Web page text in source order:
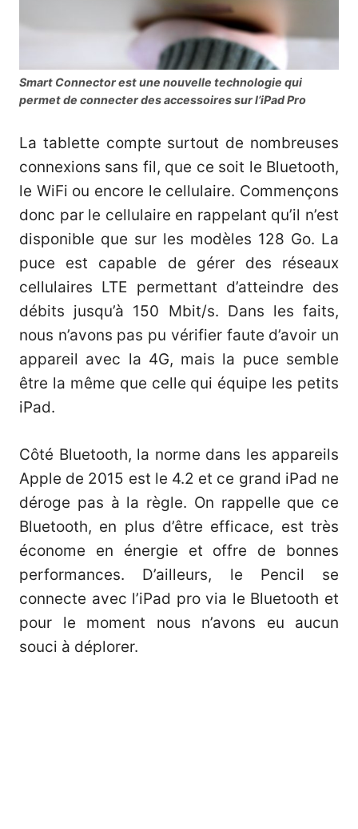
Smart Connector est une nouvelle technologie qui
permet de connecter des accessoires sur l’iPad Pro
La tablette compte surtout de nombreuses
connexions sans fil, que ce soit le Bluetooth,
le WiFi ou encore le cellulaire. Commençons
donc par le cellulaire en rappelant qu’il n’est
disponible que sur les modèles 128 Go. La
puce est capable de gérer des réseaux
cellulaires LTE permettant d’atteindre des
débits jusqu’à 150 Mbit/s. Dans les faits,
nous n’avons pas pu vérifier faute d’avoir un
appareil avec la 4G, mais la puce semble
être la même que celle qui équipe les petits
iPad.
Côté Bluetooth, la norme dans les appareils
Apple de 2015 est le 4.2 et ce grand iPad ne
déroge pas à la règle. On rappelle que ce
Bluetooth, en plus d’être efficace, est très
économe en énergie et offre de bonnes
performances. D’ailleurs, le Pencil se
connecte avec l’iPad pro via le Bluetooth et
pour le moment nous n’avons eu aucun
souci à déplorer.